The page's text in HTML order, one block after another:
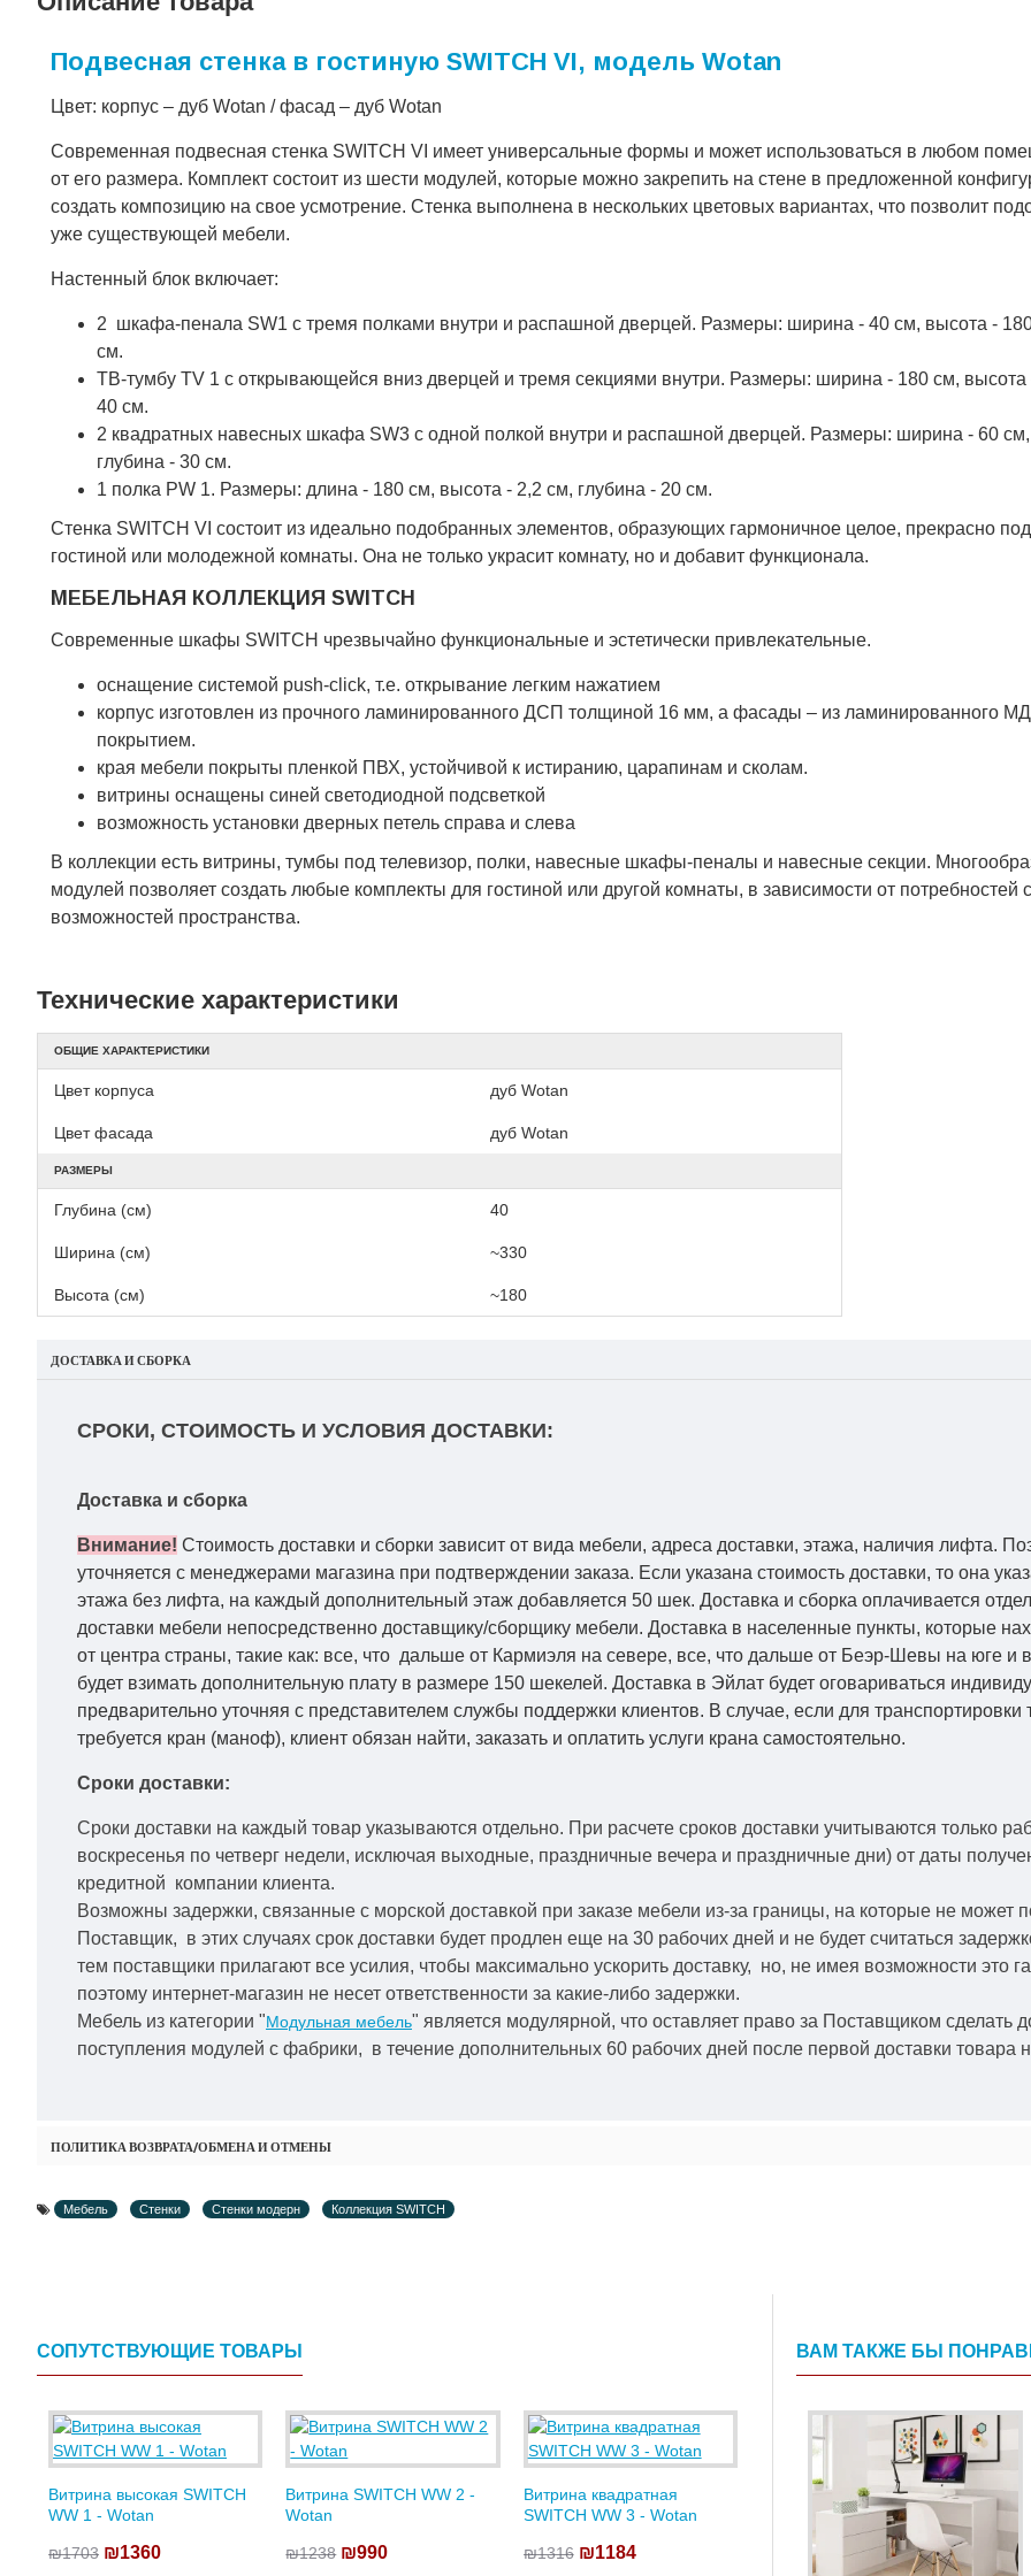
Подвесная стенка в гостиную SWITCH VI, модель Wotan
Цвет: корпус – дуб Wotan / фасад – дуб Wotan
Современная подвесная стенка SWITCH VI имеет универсальные формы и может использоваться в любом
от его размера. Комплект состоит из шести модулей, которые можно закрепить на стене в предложенной
создать композицию на свое усмотрение. Стенка выполнена в нескольких цветовых вариантах, что позволит
уже существующей мебели.
Настенный блок включает:
2 шкафа-пенала SW1 с тремя полками внутри и распашной дверцей. Размеры: ширина - 40 см, высота -
см.
ТВ-тумбу TV 1 с открывающейся вниз дверцей и тремя секциями внутри. Размеры: ширина - 180 см, высота
40 см.
2 квадратных навесных шкафа SW3 с одной полкой внутри и распашной дверцей. Размеры: ширина - 60
глубина - 30 см.
1 полка PW 1. Размеры: длина - 180 см, высота - 2,2 см, глубина - 20 см.
Стенка SWITCH VI состоит из идеально подобранных элементов, образующих гармоничное целое, прекрасно
гостиной или молодежной комнаты. Она не только украсит комнату, но и добавит функционала.
МЕБЕЛЬНАЯ КОЛЛЕКЦИЯ SWITCH
Современные шкафы SWITCH чрезвычайно функциональные и эстетически привлекательные.
оснащение системой push-click, т.е. открывание легким нажатием
корпус изготовлен из прочного ламинированного ДСП толщиной 16 мм, а фасады – из ламинированного
покрытием.
края мебели покрыты пленкой ПВХ, устойчивой к истиранию, царапинам и сколам.
витрины оснащены синей светодиодной подсветкой
возможность установки дверных петель справа и слева
В коллекции есть витрины, тумбы под телевизор, полки, навесные шкафы-пеналы и навесные секции.
модулей позволяет создать любые комплекты для гостиной или другой комнаты, в зависимости от потребностей
возможностей пространства.
Технические характеристики
ОБЩИЕ ХАРАКТЕРИСТИКИ
Цвет корпуса дуб Wotan
Цвет фасада дуб Wotan
РАЗМЕРЫ
Глубина (см) 40
Ширина (см) ~330
Высота (см) ~180
ДОСТАВКА И СБОРКА
СРОКИ, СТОИМОСТЬ И УСЛОВИЯ ДОСТАВКИ:
Доставка и сборка
Внимание! Стоимость доставки и сборки зависит от вида мебели, адреса доставки, этажа, наличия лифта.
уточняется с менеджерами магазина при подтверждении заказа. Если указана стоимость доставки, то она
этажа без лифта, на каждый дополнительный этаж добавляется 50 шек. Доставка и сборка оплачивается
доставки мебели непосредственно доставщику/сборщику мебели. Доставка в населенные пункты, которые
от центра страны, такие как: все, что дальше от Кармиэля на севере, все, что дальше от Беэр-Шевы на юге и
будет взимать дополнительную плату в размере 150 шекелей. Доставка в Эйлат будет оговариваться
предварительно уточняя с представителем службы поддержки клиентов. В случае, если для транспортировки
требуется кран (маноф), клиент обязан найти, заказать и оплатить услуги крана самостоятельно.
Сроки доставки:
Сроки доставки на каждый товар указываются отдельно. При расчете сроков доставки учитываются только
воскресенья по четверг недели, исключая выходные, праздничные вечера и праздничные дни) от даты
кредитной компании клиента.
Возможны задержки, связанные с морской доставкой при заказе мебели из-за границы, на которые не может
Поставщик, в этих случаях срок доставки будет продлен еще на 30 рабочих дней и не будет считаться
тем поставщики прилагают все усилия, чтобы максимально ускорить доставку, но, не имея возможности это
поэтому интернет-магазин не несет ответственности за какие-либо задержки.
Мебель из категории "Модульная мебель" является модулярной, что оставляет право за Поставщиком сделать
поступления модулей с фабрики, в течение дополнительных 60 рабочих дней после первой доставки товара
ПОЛИТИКА ВОЗВРАТА/ОБМЕНА И ОТМЕНЫ
Мебель Стенки Стенки модерн Коллекция SWITCH
СОПУТСТВУЮЩИЕ ТОВАРЫ
Витрина высокая SWITCH
WW 1 - Wotan
₪1703 ₪1360
Витрина SWITCH WW 2 -
Wotan
₪1238 ₪990
Витрина квадратная
SWITCH WW 3 - Wotan
₪1316 ₪1184
ВАМ ТАКЖЕ БЫ